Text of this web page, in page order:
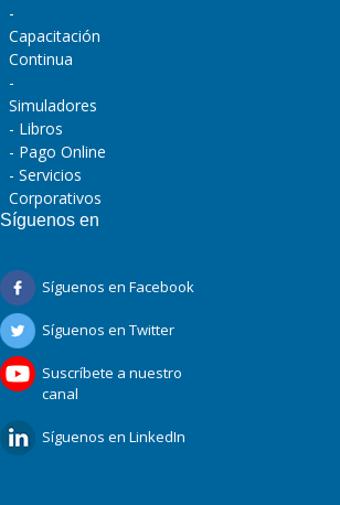
-
Capacitación
Continua
-
Simuladores
- Libros
- Pago Online
- Servicios
Corporativos
Síguenos en
Síguenos en Facebook
Síguenos en Twitter
Suscríbete a nuestro
canal
Síguenos en LinkedIn